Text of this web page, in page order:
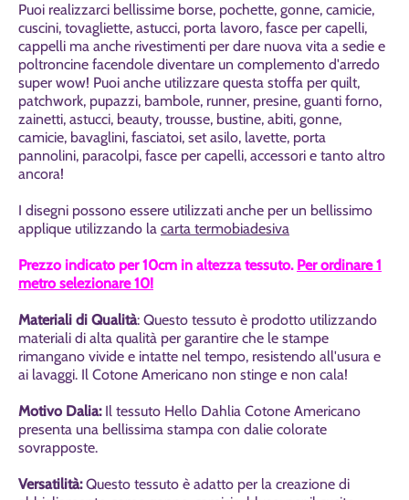
Puoi realizzarci bellissime borse, pochette, gonne, camicie,
cuscini, tovagliette, astucci, porta lavoro, fasce per capelli,
cappelli ma anche rivestimenti per dare nuova vita a sedie e
poltroncine facendole diventare un complemento d'arredo
super wow! Puoi anche utilizzare questa stoffa per quilt,
patchwork, pupazzi, bambole, runner, presine, guanti forno,
zainetti, astucci, beauty, trousse, bustine, abiti, gonne,
camicie, bavaglini, fasciatoi, set asilo, lavette, porta
pannolini, paracolpi, fasce per capelli, accessori e tanto altro
ancora!
I disegni possono essere utilizzati anche per un bellissimo
applique utilizzando la carta termobiadesiva
Prezzo indicato per 10cm in altezza tessuto. Per ordinare 1
metro selezionare 10!
Materiali di Qualità: Questo tessuto è prodotto utilizzando
materiali di alta qualità per garantire che le stampe
rimangano vivide e intatte nel tempo, resistendo all'usura e
ai lavaggi. Il Cotone Americano non stinge e non cala!
Motivo Dalia:Il tessuto Hello Dahlia Cotone Americano
presenta una bellissima stampa con dalie colorate
sovrapposte.
Versatilità:Questo tessuto è adatto per la creazione di